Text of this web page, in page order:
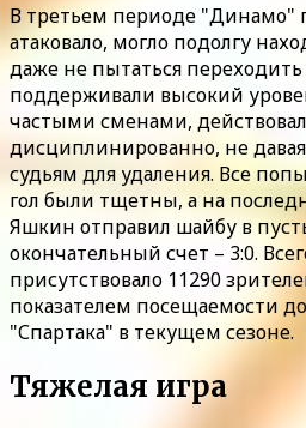
В третьем периоде "Динамо"
атаковало, могло подолгу
даже не пытаться переходить
поддерживали высокий
частыми сменами,
дисциплинированно, не
судьям для удаления. Все
гол были тщетны, а на
Яшкин отправил шайбу в
окончательный счет – 3:0.
присутствовало 11290
показателем посещаемости
"Спартака" в текущем сезоне.
Тяжелая игра